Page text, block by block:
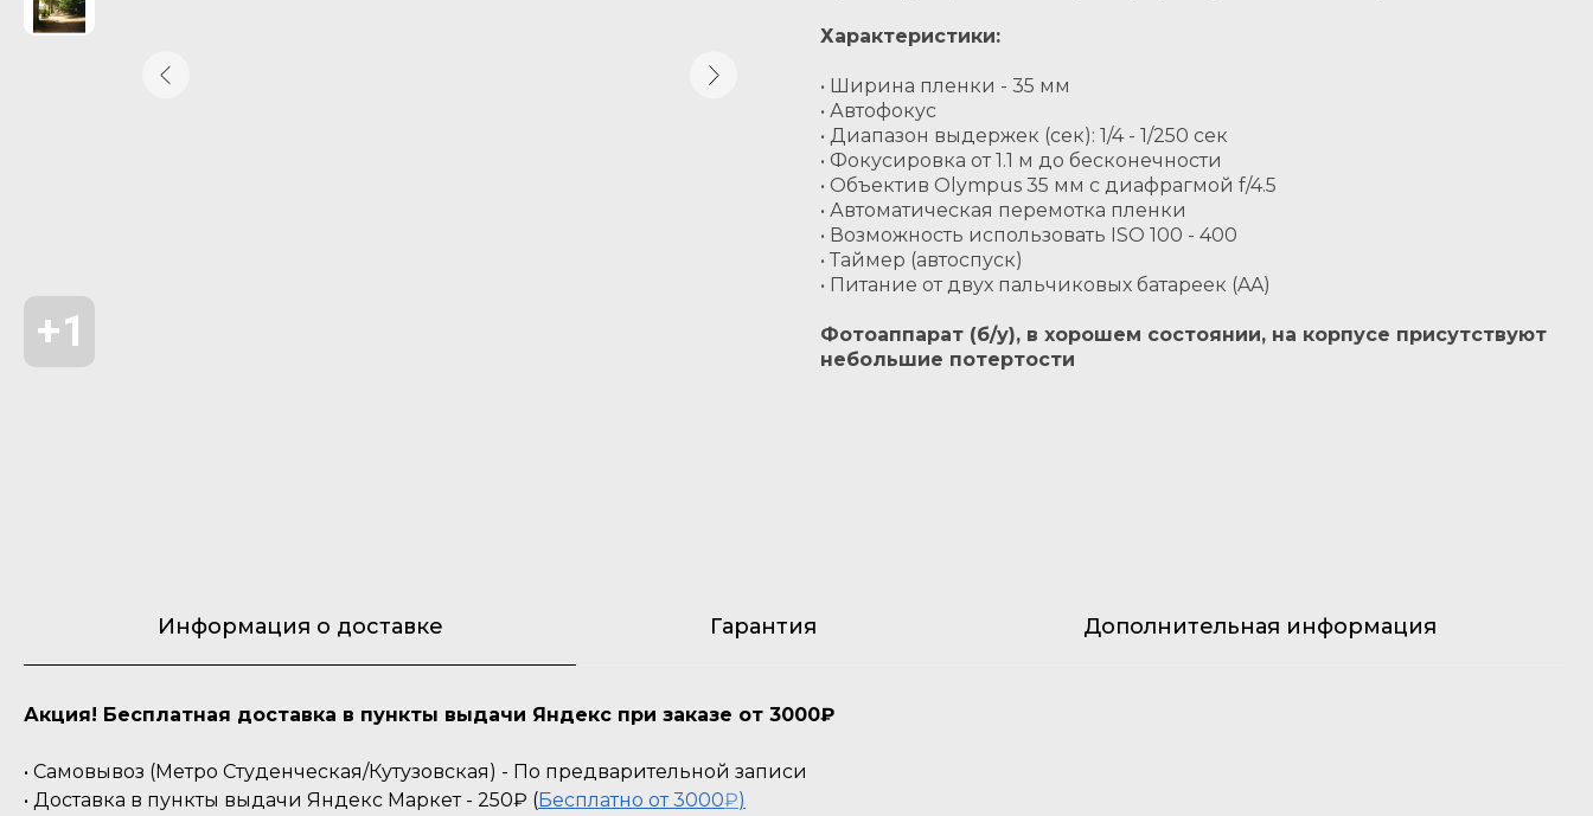
Характеристики:
• Ширина пленки - 35 мм
• Автофокус
• Диапазон выдержек (сек): 1/4 - 1/250 сек
• Фокусировка от 1.1 м до бесконечности
• Объектив Olympus 35 мм с диафрагмой f/4.5
• Автоматическая перемотка пленки
• Возможность использовать ISO 100 - 400
• Таймер (автоспуск)
• Питание от двух пальчиковых батареек (AA)
Фотоаппарат (б/у), в хорошем состоянии, на корпусе присутствуют
небольшие потертости
Информация о доставке Гарантия Дополнительная информация
Акция! Бесплатная доставка в пункты выдачи Яндекс при заказе от 3000₽
• Самовывоз (Метро Студенческая/Кутузовская) - По предварительной записи
• Доставка в пункты выдачи Яндекс Маркет - 250₽ (Бесплатно от 3000₽)